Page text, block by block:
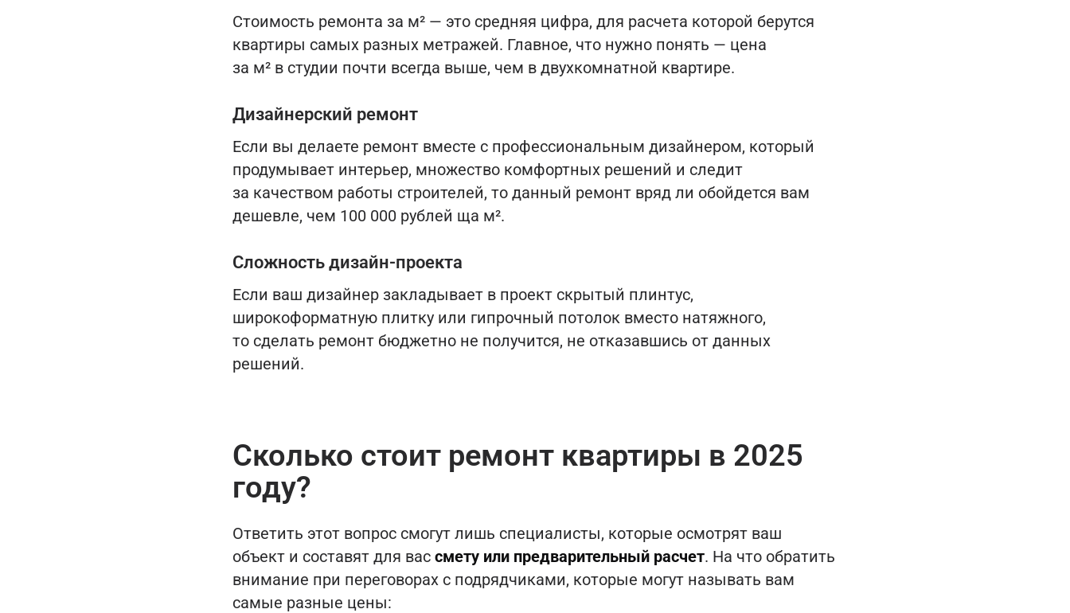
Стоимость ремонта за м² — это средняя цифра, для расчета которой берутся
квартиры самых разных метражей. Главное, что нужно понять — цена
за м² в студии почти всегда выше, чем в двухкомнатной квартире.
Дизайнерский ремонт
Если вы делаете ремонт вместе с профессиональным дизайнером, который
продумывает интерьер, множество комфортных решений и следит
за качеством работы строителей, то данный ремонт вряд ли обойдется вам
дешевле, чем 100 000 рублей ща м².
Сложность дизайн-проекта
Если ваш дизайнер закладывает в проект скрытый плинтус,
широкоформатную плитку или гипрочный потолок вместо натяжного,
то сделать ремонт бюджетно не получится, не отказавшись от данных
решений.
Сколько стоит ремонт квартиры в 2025
году?
Ответить этот вопрос смогут лишь специалисты, которые осмотрят ваш
объект и составят для вас смету или предварительный расчет. На что обратить
внимание при переговорах с подрядчиками, которые могут называть вам
самые разные цены: